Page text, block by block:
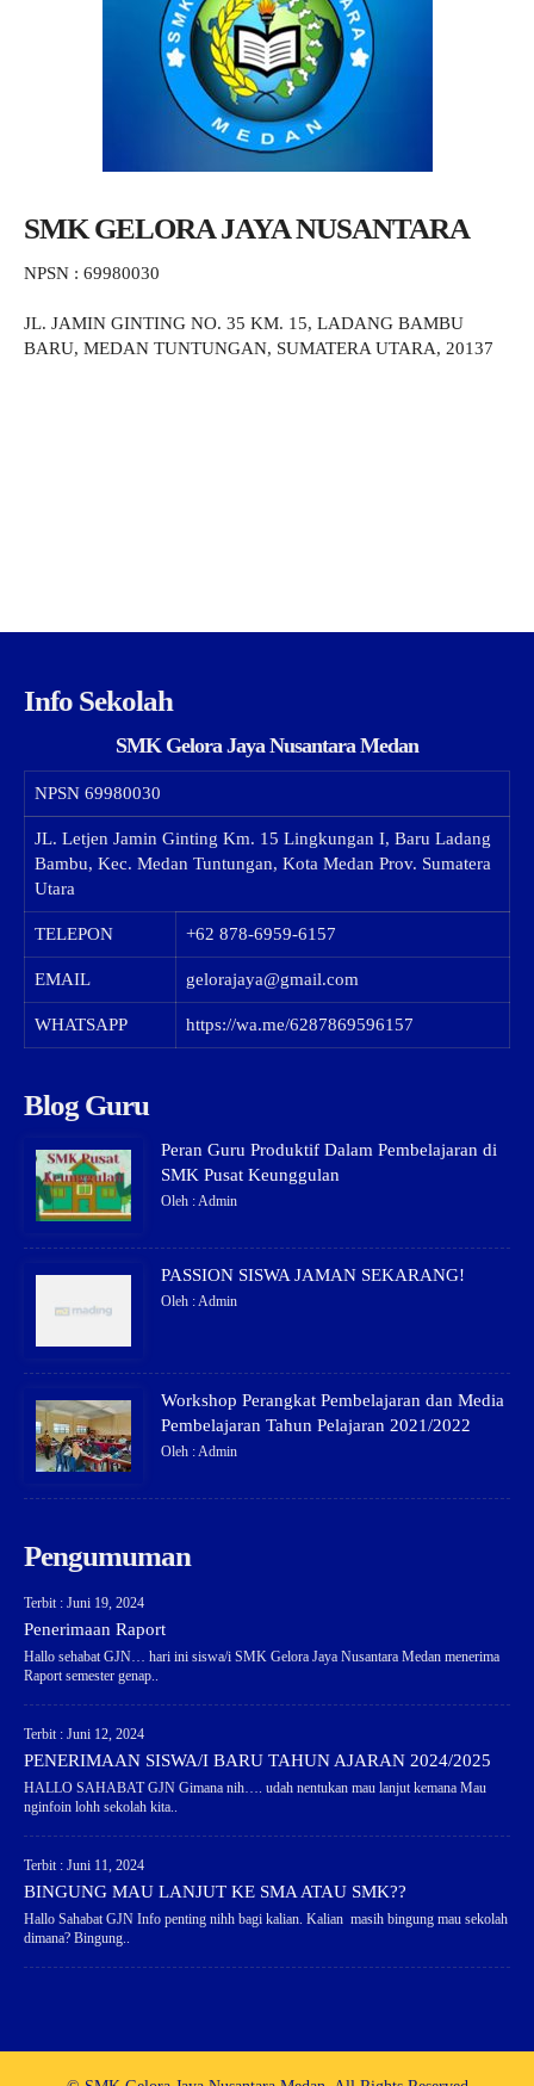
SMK GELORA JAYA NUSANTARA
NPSN : 69980030
JL. JAMIN GINTING NO. 35 KM. 15, LADANG BAMBU
BARU, MEDAN TUNTUNGAN, SUMATERA UTARA, 20137
Info Sekolah
SMK Gelora Jaya Nusantara Medan
NPSN 69980030
JL. Letjen Jamin Ginting Km. 15 Lingkungan I, Baru Ladang
Bambu, Kec. Medan Tuntungan, Kota Medan Prov. Sumatera
Utara
TELEPON +62 878-6959-6157
EMAIL gelorajaya@gmail.com
WHATSAPP https://wa.me/6287869596157
Blog Guru
Peran Guru Produktif Dalam Pembelajaran di
SMK Pusat Keunggulan
Oleh : Admin
PASSION SISWA JAMAN SEKARANG!
Oleh : Admin
Workshop Perangkat Pembelajaran dan Media
Pembelajaran Tahun Pelajaran 2021/2022
Oleh : Admin
Pengumuman
Terbit : Juni 19, 2024
Penerimaan Raport
Hallo sehabat GJN… hari ini siswa/i SMK Gelora Jaya Nusantara Medan menerima
Raport semester genap..
Terbit : Juni 12, 2024
PENERIMAAN SISWA/I BARU TAHUN AJARAN 2024/2025
HALLO SAHABAT GJN Gimana nih…. udah nentukan mau lanjut kemana Mau
nginfoin lohh sekolah kita..
Terbit : Juni 11, 2024
BINGUNG MAU LANJUT KE SMA ATAU SMK??
Hallo Sahabat GJN Info penting nihh bagi kalian. Kalian masih bingung mau sekolah
dimana? Bingung..